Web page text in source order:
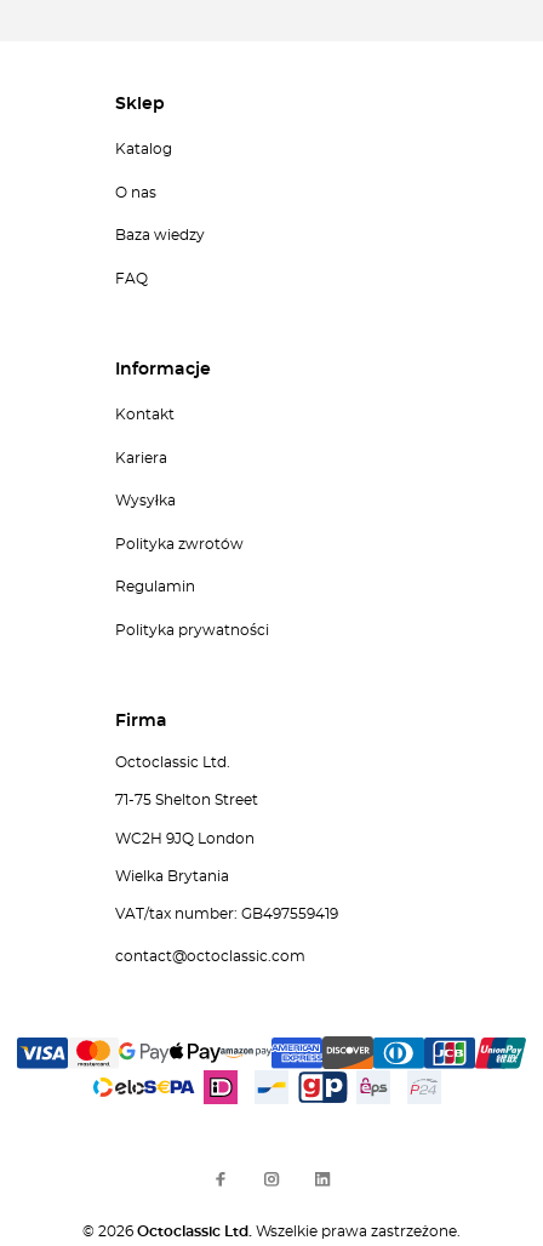
Sklep
Katalog
O nas
Baza wiedzy
FAQ
Informacje
Kontakt
Kariera
Wysyłka
Polityka zwrotów
Regulamin
Polityka prywatności
Firma
Octoclassic Ltd.
71-75 Shelton Street
WC2H 9JQ London
Wielka Brytania
VAT/tax number: GB497559419
contact@octoclassic.com
© 2026 Octoclassic Ltd. Wszelkie prawa zastrzeżone.